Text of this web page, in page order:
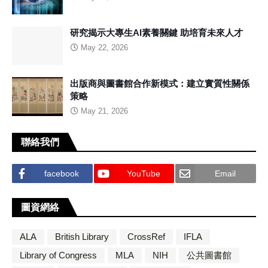
研究揭示大專生AI素養關鍵 助培育未來人才
May 22, 2026
出版商與圖書館合作新模式：建立實質性關係
策略
May 21, 2026
聯絡我們
facebook YouTube Email
圖資網絡
ALA British Library CrossRef
IFLA
Library of Congress
MLA NIH 公共圖書館